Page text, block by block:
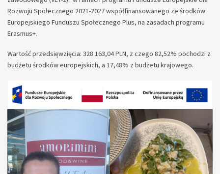
Rozwoju Społecznego 2021-2027 współfinansowanego ze środków
Europejskiego Funduszu Społecznego Plus, na zasadach programu
Erasmus+.
Wartość przedsięwzięcia: 328 163,04 PLN, z czego 82,52% pochodzi z
budżetu środków europejskich, a 17,48% z budżetu krajowego.